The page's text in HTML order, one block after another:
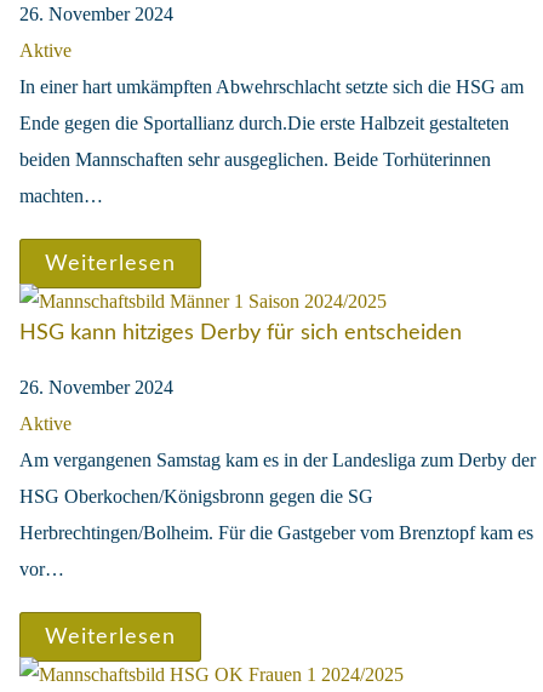
26. November 2024
Aktive
In einer hart umkämpften Abwehrschlacht setzte sich die HSG am
Ende gegen die Sportallianz durch.Die erste Halbzeit gestalteten
beiden Mannschaften sehr ausgeglichen. Beide Torhüterinnen
machten…
Weiterlesen
HSG kann hitziges Derby für sich entscheiden
26. November 2024
Aktive
Am vergangenen Samstag kam es in der Landesliga zum Derby der
HSG Oberkochen/Königsbronn gegen die SG
Herbrechtingen/Bolheim. Für die Gastgeber vom Brenztopf kam es
vor…
Weiterlesen